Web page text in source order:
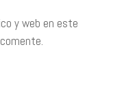
y web en este